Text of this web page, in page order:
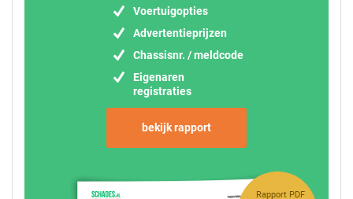
Voertuigopties
Advertentieprijzen
Chassisnr. / meldcode
Eigenaren
registraties
bekijk rapport
Rapport PDF